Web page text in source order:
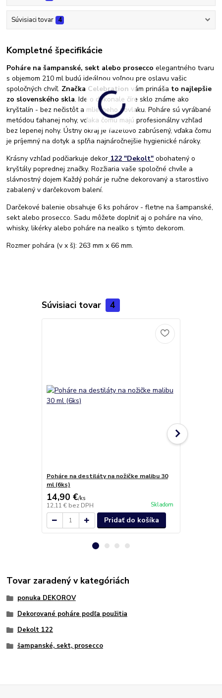
Súvisiaci tovar 4
Kompletné špecifikácie
Poháre na šampanské, sekt alebo prosecco elegantného tvaru
s objemom 210 ml budú ideálnou voľnou pre oslavu vašic
spoločných chvíľ. Značka Celebration vám prináša to najlepšie
zo slovenského skla. Ide o dokonale číre sklo známe ako
kryštalín - bez nečistôt a mliečneho povlaku. Poháre sú vyrábané
metódou ťahanej nohy, vďaka čomu majú profesionálny vzhľad
bez lepenej nohy. Ústny okraj je fazetovo zabrúsený, vďaka čomu
je príjemný na dotyk a spľňa najnáročnejšie hygienické nároky.
Krásny vzhľad podčiarkuje dekor 122 "Dekolt" obohatený o
kryštály poprednej značky. Rozžiaria vaše spoločné chvíle a
slávnostný dojem Každý pohár je ručne dekorovaný a starostlivo
zabalený v darčekovom balení.
Darčekové balenie obsahuje 6 ks pohárov - fletne na šampanské,
sekt alebo prosecco. Sadu môžete doplniť aj o poháre na víno,
whisky, likérky alebo poháre na nealko s týmto dekorom.
Rozmer pohára (v x š): 263 mm x 66 mm.
Súvisiaci tovar 4
Poháre na destiláty na nožičke malibu 30
ml (6ks)
14,90 €/ks
12,11 € bez DPH Skladom
Pridať do košíka
Tovar zaradený v kategóriách
ponuka DEKOROV
Dekorované poháre podľa použitia
Dekolt 122
šampanské, sekt, prosecco